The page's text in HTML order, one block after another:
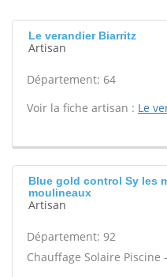
Le verandier Biarritz
Artisan
Département: 64
Voir la fiche artisan : Le
Blue gold control Sy les
moulineaux
Artisan
Département: 92
Chauffage Solaire Piscine -